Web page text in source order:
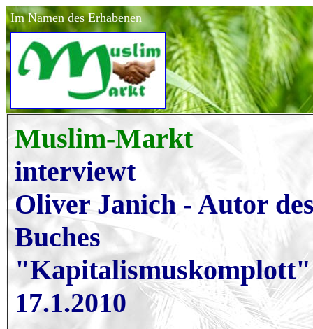
Im Namen des Erhabenen
Muslim-Markt
interviewt
Oliver Janich - Autor
Buches
"Kapitalismuskomplott"
17.1.2010